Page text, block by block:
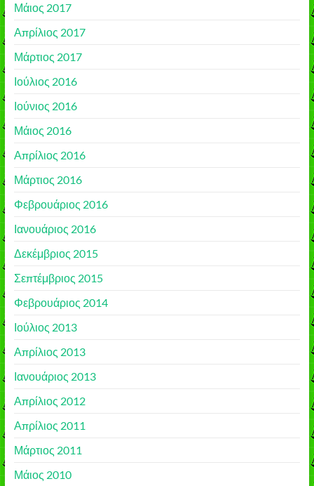
Μάιος 2017
Απρίλιος 2017
Μάρτιος 2017
Ιούλιος 2016
Ιούνιος 2016
Μάιος 2016
Απρίλιος 2016
Μάρτιος 2016
Φεβρουάριος 2016
Ιανουάριος 2016
Δεκέμβριος 2015
Σεπτέμβριος 2015
Φεβρουάριος 2014
Ιούλιος 2013
Απρίλιος 2013
Ιανουάριος 2013
Απρίλιος 2012
Απρίλιος 2011
Μάρτιος 2011
Μάιος 2010